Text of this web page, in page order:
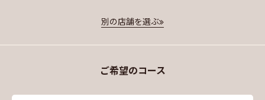
別の店舗を選ぶ
ご希望のコース